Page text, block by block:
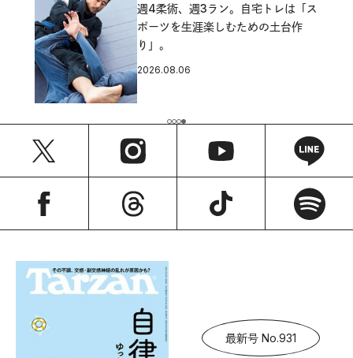
週4柔術、週3ラン。自宅トレは「ス
ポーツを生涯楽しむための土台作
り」。
2026.08.06
最新号 No.931